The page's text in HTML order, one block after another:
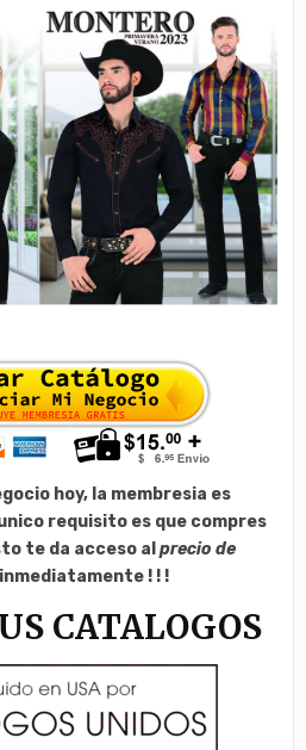
hoy, la membresia es
requisito es que compres
te da acceso al precio de
inmediatamente ! ! !
CATALOGOS